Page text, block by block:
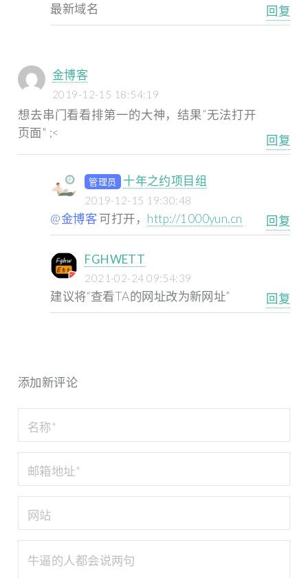
最新域名
回复
金博客
2019-12-15 18:54:19
想去串门看看排第一的大神，结果”无法打开
页面" ;<
回复
管理员 十年之约项目组
2019-12-15 19:30:48
@金博客可打开， http://1000yun.cn 回复
FGHWETT
2021-02-24 09:54:39
建议将“查看TA的网址改为新网址” 回复
添加新评论